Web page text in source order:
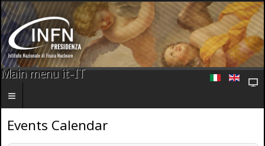
Main menu it-IT
Events Calendar